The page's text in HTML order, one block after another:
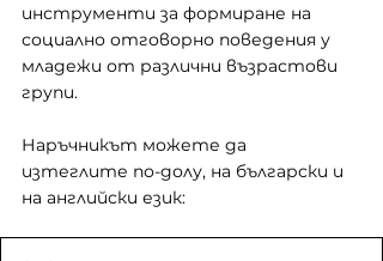
инструменти за формиране на
социално отговорно поведения у
младежи от различни възрастови
групи.
Наръчникът можете да
изтеглите по-долу, на български и
на английски език: